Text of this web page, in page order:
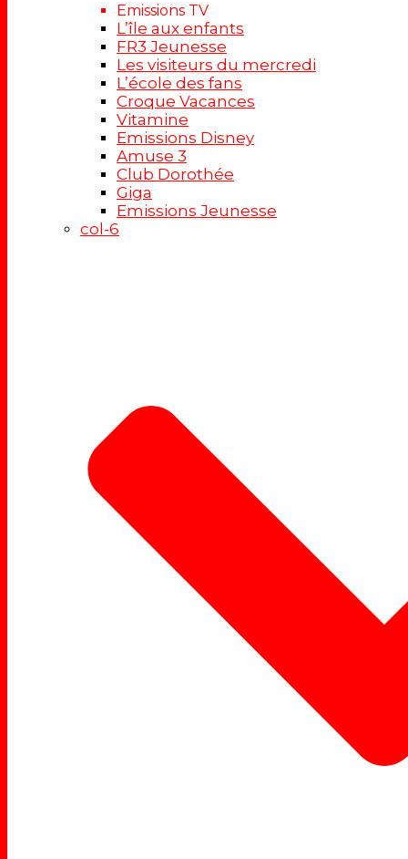
Emissions TV
L’île aux enfants
FR3 Jeunesse
Les visiteurs du mercredi
L’école des fans
Croque Vacances
Vitamine
Emissions Disney
Amuse 3
Club Dorothée
Giga
Emissions Jeunesse
col-6